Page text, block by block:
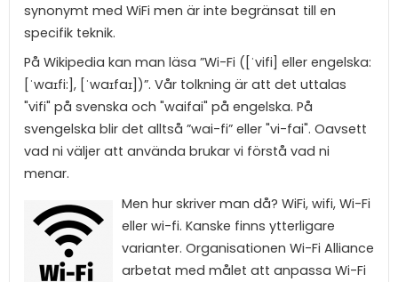
synonymt med WiFi men är inte begränsat till en
specifik teknik.
På Wikipedia kan man läsa ”Wi-Fi ([ˈvifi] eller engelska:
[ˈwaɪfi:], [ˈwaɪfaɪ])”. Vår tolkning är att det uttalas
"vifi" på svenska och "waifai" på engelska. På
svengelska blir det alltså ”wai-fi” eller "vi-fai". Oavsett
vad ni väljer att använda brukar vi förstå vad ni
menar.
Men hur skriver man då? WiFi, wifi, Wi-Fi
eller wi-fi. Kanske finns ytterligare
varianter. Organisationen Wi-Fi Alliance
arbetat med målet att anpassa Wi-Fi